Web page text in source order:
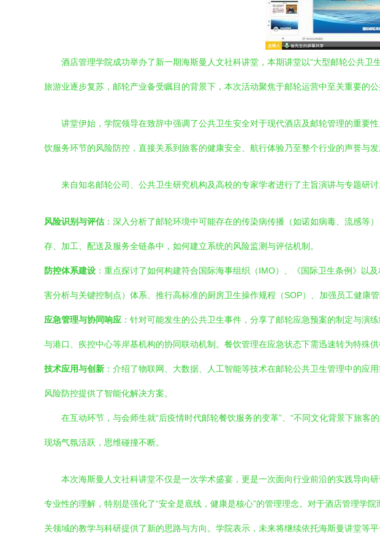
酒店管理学院成功举办了新一期海斯曼人文社科讲堂，本期讲堂以“大型邮轮公共
旅游业逐步复苏，邮轮产业备受瞩目的背景下，本次活动聚焦于邮轮运营中至关重要的
讲堂伊始，学院领导在致辞中强调了公共卫生安全对于现代酒店及邮轮管理的重要
饮服务环节的风险防控，直接关系到旅客的健康安全、航行体验乃至整个行业的声誉与
来自知名邮轮公司、公共卫生研究机构及高校的专家学者进行了主旨演讲与专题研
风险识别与评估 ：深入分析了邮轮环境中可能存在的传染病传播（如诺如病毒、流感
存、加工、配送及服务全链条中，如何建立系统的风险监测与评估机制。
防控体系建设 ：重点探讨了如何构建符合国际海事组织（IMO）、《国际卫生条例》以
害分析与关键控制点）体系、推行高标准的厨房卫生操作规程（SOP）、加强员工健康
应急管理与协同响应 ：针对可能发生的公共卫生事件，分享了邮轮应急预案的制定与演
与港口、疾控中心等岸基机构的协同联动机制。餐饮管理在应急状态下需迅速转为特殊
技术应用与创新 ：介绍了物联网、大数据、人工智能等技术在邮轮公共卫生管理中的
风险防控提供了智能化解决方案。
在互动环节，与会师生就“后疫情时代邮轮餐饮服务的变革”、“不同文化背景下旅客
现场气氛活跃，思维碰撞不断。
本次海斯曼人文社科讲堂不仅是一次学术盛宴，更是一次面向行业前沿的实践导向
专业性的理解，特别是强化了“安全是底线，健康是核心”的管理理念。对于酒店管理学
关领域的教学与科研提供了新的思路与方向。学院表示，未来将继续依托海斯曼讲堂等